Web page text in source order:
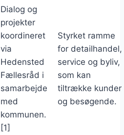
Dialog og
projekter
koordineret
via
Hedensted
Fællesråd i
samarbejde
med
kommunen.
[1]
Styrket ramme
for detailhandel,
service og byliv,
som kan
tiltrække kunder
og besøgende.